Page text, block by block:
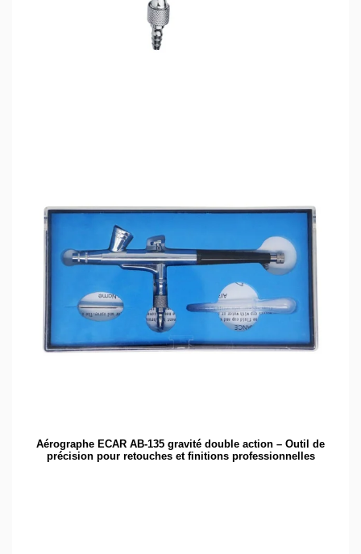
Aérographe ECAR AB-135 gravité double action – Outil de
précision pour retouches et finitions professionnelles